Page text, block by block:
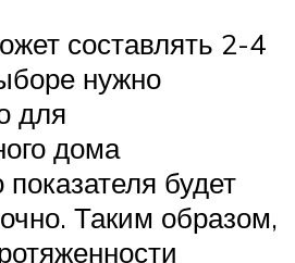
составлять 2-4
нужно
для
дома
будет
Таким образом,